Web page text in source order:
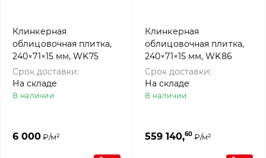
Клинкерная
облицовочная плитка,
240×71×15 мм, WK75
Gelderland,
Westerwalder klinker
Срок доставки:
На складе
В наличии
6 000₽/м²
Клинкерная
облицовочная плитка,
240×71×15 мм, WK86
New-York, Westerwalder
klinker
Срок доставки:
На складе
В наличии
559 140,60 ₽/м²